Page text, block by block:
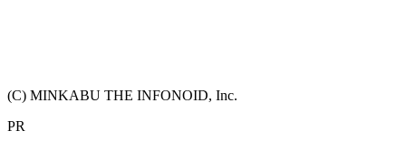
(C) MINKABU THE INFONOID, Inc.
PR